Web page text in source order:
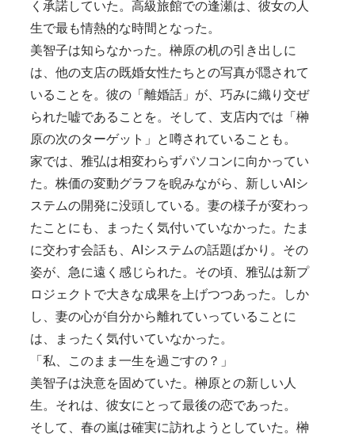
く承諾していた。高級旅館での逢瀬は、彼女の人
生で最も情熱的な時間となった。
美智子は知らなかった。榊原の机の引き出しに
は、他の支店の既婚女性たちとの写真が隠されて
いることを。彼の「離婚話」が、巧みに織り交ぜ
られた嘘であることを。そして、支店内では「榊
原の次のターゲット」と噂されていることも。
家では、雅弘は相変わらずパソコンに向かってい
た。株価の変動グラフを睨みながら、新しいAIシ
ステムの開発に没頭している。妻の様子が変わっ
たことにも、まったく気付いていなかった。たま
に交わす会話も、AIシステムの話題ばかり。その
姿が、急に遠く感じられた。その頃、雅弘は新プ
ロジェクトで大きな成果を上げつつあった。しか
し、妻の心が自分から離れていっていることに
は、まったく気付いていなかった。
「私、このまま一生を過ごすの？」
美智子は決意を固めていた。榊原との新しい人
生。それは、彼女にとって最後の恋であった。
そして、春の嵐は確実に訪れようとしていた。榊